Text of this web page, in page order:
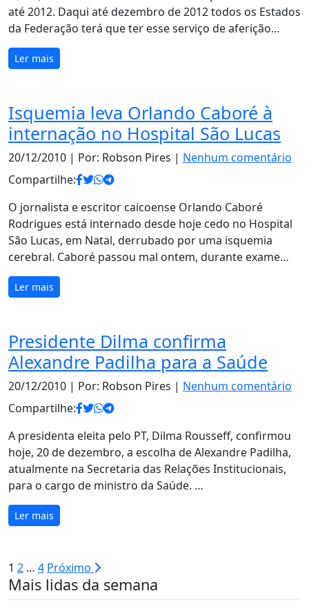
até 2012. Daqui até dezembro de 2012 todos os Estados
da Federação terá que ter esse serviço de aferição…
Ler mais
Isquemia leva Orlando Caboré à
internação no Hospital São Lucas
20/12/2010 | Por: Robson Pires | Nenhum comentário
Compartilhe:
O jornalista e escritor caicoense Orlando Caboré
Rodrigues está internado desde hoje cedo no Hospital
São Lucas, em Natal, derrubado por uma isquemia
cerebral. Caboré passou mal ontem, durante exame…
Ler mais
Presidente Dilma confirma
Alexandre Padilha para a Saúde
20/12/2010 | Por: Robson Pires | Nenhum comentário
Compartilhe:
A presidenta eleita pelo PT, Dilma Rousseff, confirmou
hoje, 20 de dezembro, a escolha de Alexandre Padilha,
atualmente na Secretaria das Relações Institucionais,
para o cargo de ministro da Saúde. …
Ler mais
Paginação
de
1 2 … 4 Próximo
Mais lidas da semana